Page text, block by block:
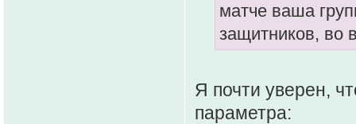
матче ваша
защитников, во
Я почти уверен,
параметра: